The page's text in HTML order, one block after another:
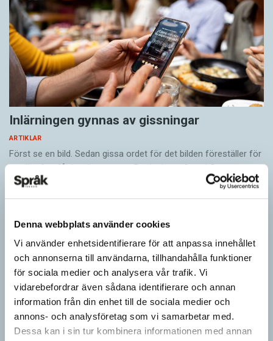
Denna webbplats använder cookies
Vi använder enhetsidentifierare för att anpassa innehållet
och annonserna till användarna, tillhandahålla funktioner
för sociala medier och analysera vår trafik. Vi
vidarebefordrar även sådana identifierare och annan
information från din enhet till de sociala medier och
annons- och analysföretag som vi samarbetar med.
Dessa kan i sin tur kombinera informationen med annan
Inlärningen gynnas av gissningar
ARTIKLAR
Först se en bild. Sedan gissa ordet för det bilden föreställer för
att därefter få det rätta svaret. Det inslaget finns i flera
populära appar…